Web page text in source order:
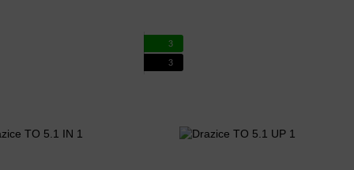
3
3